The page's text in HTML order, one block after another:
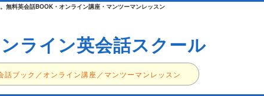
無料英会話BOOK・オンライン講座・マンツーマンレッスン
ライン英会話スクール
話ブック／オンライン講座／マンツーマンレッスン